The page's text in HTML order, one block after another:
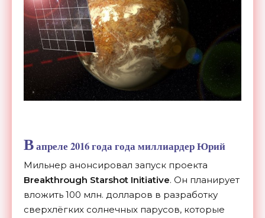
Вапреле 2016 года года миллиардер Юрий
Мильнер анонсировал запуск проекта
Breakthrough Starshot Initiative. Он планирует
вложить 100 млн. долларов в разработку
сверхлёгких солнечных парусов, которые